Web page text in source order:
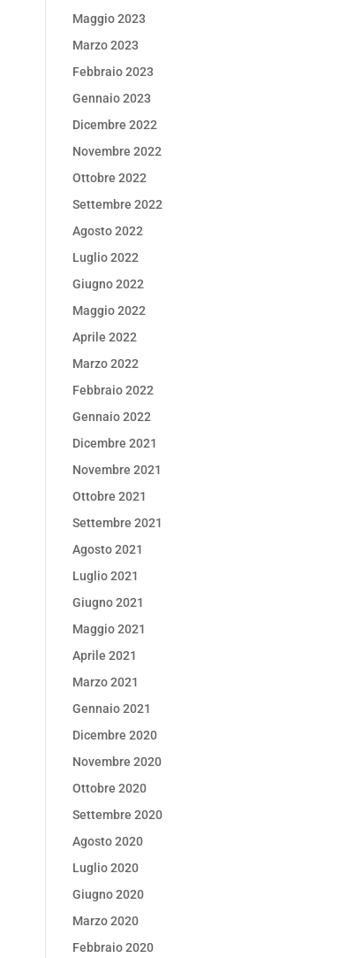
Maggio 2023
Marzo 2023
Febbraio 2023
Gennaio 2023
Dicembre 2022
Novembre 2022
Ottobre 2022
Settembre 2022
Agosto 2022
Luglio 2022
Giugno 2022
Maggio 2022
Aprile 2022
Marzo 2022
Febbraio 2022
Gennaio 2022
Dicembre 2021
Novembre 2021
Ottobre 2021
Settembre 2021
Agosto 2021
Luglio 2021
Giugno 2021
Maggio 2021
Aprile 2021
Marzo 2021
Gennaio 2021
Dicembre 2020
Novembre 2020
Ottobre 2020
Settembre 2020
Agosto 2020
Luglio 2020
Giugno 2020
Marzo 2020
Febbraio 2020